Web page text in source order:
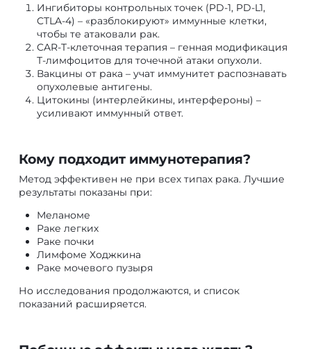
Ингибиторы контрольных точек (PD-1, PD-L1,
CTLA-4) – «разблокируют» иммунные клетки,
чтобы те атаковали рак.
CAR-T-клеточная терапия – генная модификация
Т-лимфоцитов для точечной атаки опухоли.
Вакцины от рака – учат иммунитет распознавать
опухолевые антигены.
Цитокины (интерлейкины, интерфероны) –
усиливают иммунный ответ.
Кому подходит иммунотерапия?
Метод эффективен не при всех типах рака. Лучшие
результаты показаны при:
Меланоме
Раке легких
Раке почки
Лимфоме Ходжкина
Раке мочевого пузыря
Но исследования продолжаются, и список
показаний расширяется.